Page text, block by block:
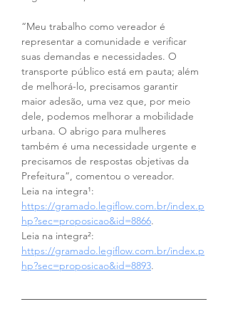
“Meu trabalho como vereador é
representar a comunidade e verificar
suas demandas e necessidades. O
transporte público está em pauta; além
de melhorá-lo, precisamos garantir
maior adesão, uma vez que, por meio
dele, podemos melhorar a mobilidade
urbana. O abrigo para mulheres
também é uma necessidade urgente e
precisamos de respostas objetivas da
Prefeitura”, comentou o vereador.
Leia na integra¹:
https://gramado.legiflow.com.br/index.p
hp?sec=proposicao&id=8866.
Leia na integra²:
https://gramado.legiflow.com.br/index.p
hp?sec=proposicao&id=8893.